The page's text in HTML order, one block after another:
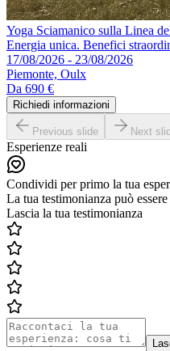
Yoga Sciamanico sulla Linea
Energia unica. Benefici
17/08/2026 - 23/08/2026
Piemonte, Oulx
Da 690 €
Richiedi informazioni
Previous slide Next
Esperienze reali
Condividi per primo la tua
La tua testimonianza può
Lascia la tua testimonianza